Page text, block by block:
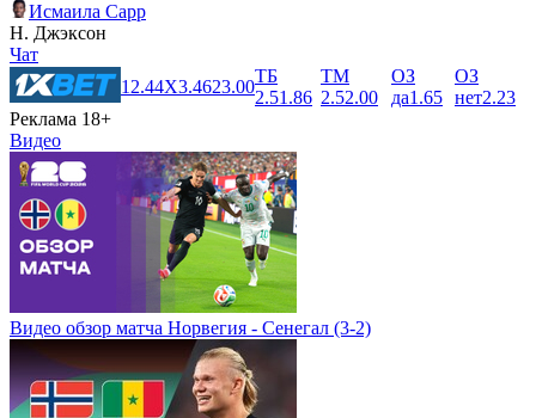
Исмаила Сарр
Н. Джэксон
Чат
1 2.44X3.4623.00
ТБ
2.51.86
ТМ
2.52.00
ОЗ
да1.65
ОЗ
нет2.23
Реклама 18+
Видео
Видео обзор матча Норвегия - Сенегал (3-2)